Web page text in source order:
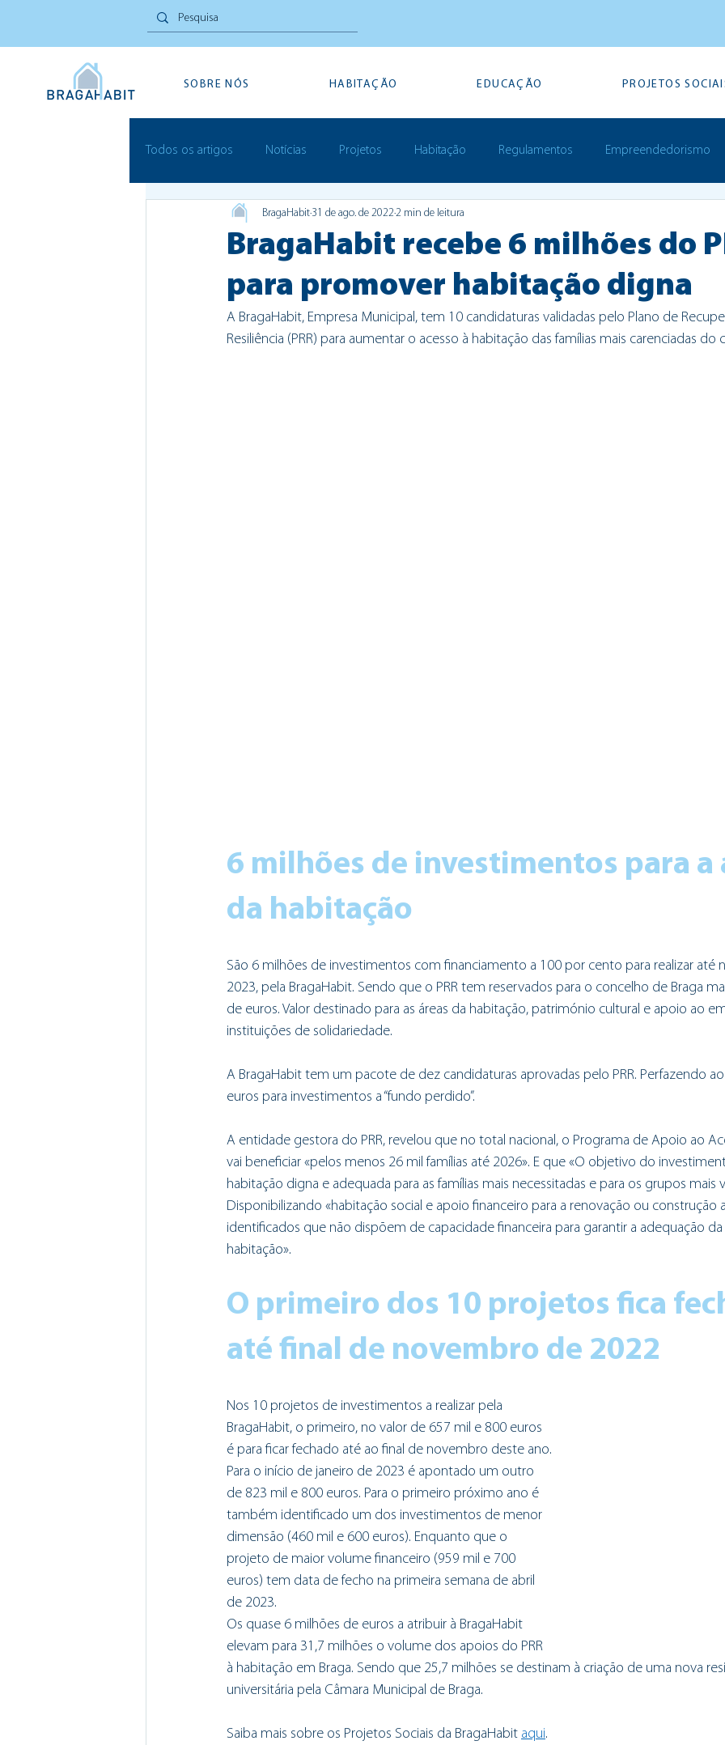
SOBRE NÓS HABITAÇÃO EDUCAÇÃO PROJETOS
Todos os artigos Notícias Projetos Habitação Regulamentos Empreendedorismo
Inovação Social Festivais Prémios
BragaHabit recebe 6 milhões do
para promover habitação digna
BragaHabit 31 de ago. de 2022 2 min de leitura
A BragaHabit, Empresa Municipal, tem 10 candidaturas validadas pelo Plano de
Resiliência (PRR) para aumentar o acesso à habitação das famílias mais carenciadas do
6 milhões de investimentos para a
da habitação
São 6 milhões de investimentos com financiamento a 100 por cento para realizar até
2023, pela BragaHabit. Sendo que o PRR tem reservados para o concelho de Braga
de euros. Valor destinado para as áreas da habitação, património cultural e apoio ao
instituições de solidariedade.
A BragaHabit tem um pacote de dez candidaturas aprovadas pelo PRR. Perfazendo
euros para investimentos a “fundo perdido”.
A entidade gestora do PRR, revelou que no total nacional, o Programa de Apoio ao
vai beneficiar «pelos menos 26 mil famílias até 2026». E que «O objetivo do
habitação digna e adequada para as famílias mais necessitadas e para os grupos mais
Disponibilizando «habitação social e apoio financeiro para a renovação ou construção
identificados que não dispõem de capacidade financeira para garantir a adequação da
habitação».
O primeiro dos 10 projetos fica
até final de novembro de 2022
Nos 10 projetos de investimentos a realizar pela
BragaHabit, o primeiro, no valor de 657 mil e 800 euros
é para ficar fechado até ao final de novembro deste ano.
Para o início de janeiro de 2023 é apontado um outro
de 823 mil e 800 euros. Para o primeiro próximo ano é
também identificado um dos investimentos de menor
dimensão (460 mil e 600 euros). Enquanto que o
projeto de maior volume financeiro (959 mil e 700
euros) tem data de fecho na primeira semana de abril
de 2023.
Os quase 6 milhões de euros a atribuir à BragaHabit
elevam para 31,7 milhões o volume dos apoios do PRR
à habitação em Braga. Sendo que 25,7 milhões se destinam à criação de uma nova
universitária pela Câmara Municipal de Braga.
Saiba mais sobre os Projetos Sociais da BragaHabit aqui.